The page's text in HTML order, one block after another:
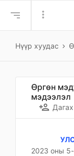
more_vert
Нүүр хуудас
Өргөн
мэдээлэл
person_add Дагах
2023 оны